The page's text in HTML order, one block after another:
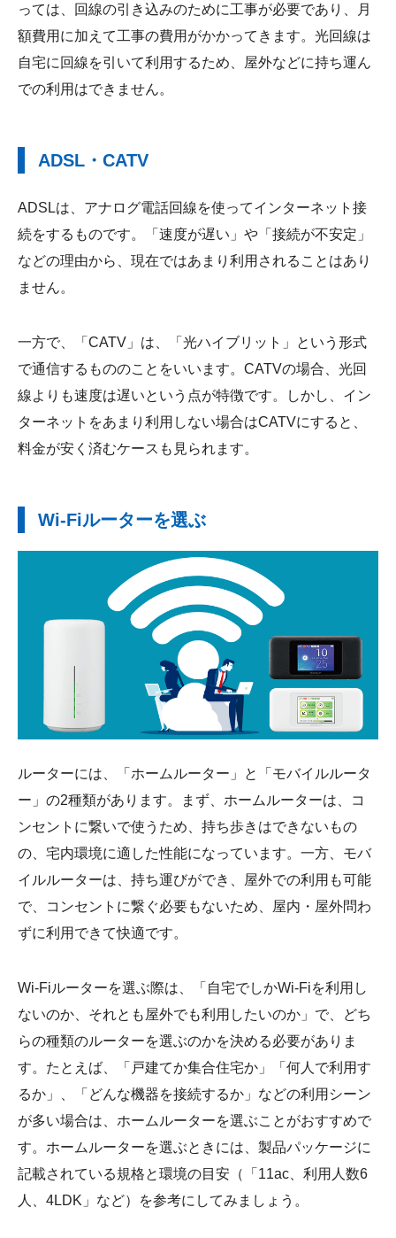
っては、回線の引き込みのために工事が必要であり、月
額費用に加えて工事の費用がかかってきます。光回線は
自宅に回線を引いて利用するため、屋外などに持ち運ん
での利用はできません。
ADSL・CATV
ADSLは、アナログ電話回線を使ってインターネット接
続をするものです。「速度が遅い」や「接続が不安定」
などの理由から、現在ではあまり利用されることはあり
ません。
一方で、「CATV」は、「光ハイブリット」という形式
で通信するもののことをいいます。CATVの場合、光回
線よりも速度は遅いという点が特徴です。しかし、イン
ターネットをあまり利用しない場合はCATVにすると、
料金が安く済むケースも見られます。
Wi-Fiルーターを選ぶ
ルーターには、「ホームルーター」と「モバイルルータ
ー」の2種類があります。まず、ホームルーターは、コ
ンセントに繋いで使うため、持ち歩きはできないもの
の、宅内環境に適した性能になっています。一方、モバ
イルルーターは、持ち運びができ、屋外での利用も可能
で、コンセントに繋ぐ必要もないため、屋内・屋外問わ
ずに利用できて快適です。
Wi-Fiルーターを選ぶ際は、「自宅でしかWi-Fiを利用し
ないのか、それとも屋外でも利用したいのか」で、どち
らの種類のルーターを選ぶのかを決める必要がありま
す。たとえば、「戸建てか集合住宅か」「何人で利用す
るか」、「どんな機器を接続するか」などの利用シーン
が多い場合は、ホームルーターを選ぶことがおすすめで
す。ホームルーターを選ぶときには、製品パッケージに
記載されている規格と環境の目安（「11ac、利用人数6
人、4LDK」など）を参考にしてみましょう。